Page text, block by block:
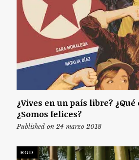
¿Vives en un país libre?
¿Somos felices?
Published on 24 marzo 2018
BGD